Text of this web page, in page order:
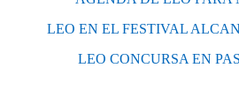
LEO EN EL FESTIVAL
LEO CONCURSA EN